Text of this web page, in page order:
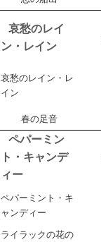
哀愁のレイ
ン・レイン
哀愁のレイン・レ
イン
春の足音
ペパーミン
ト・キャンデ
ィー
ペパーミント・キ
ャンディー
ライラックの花の